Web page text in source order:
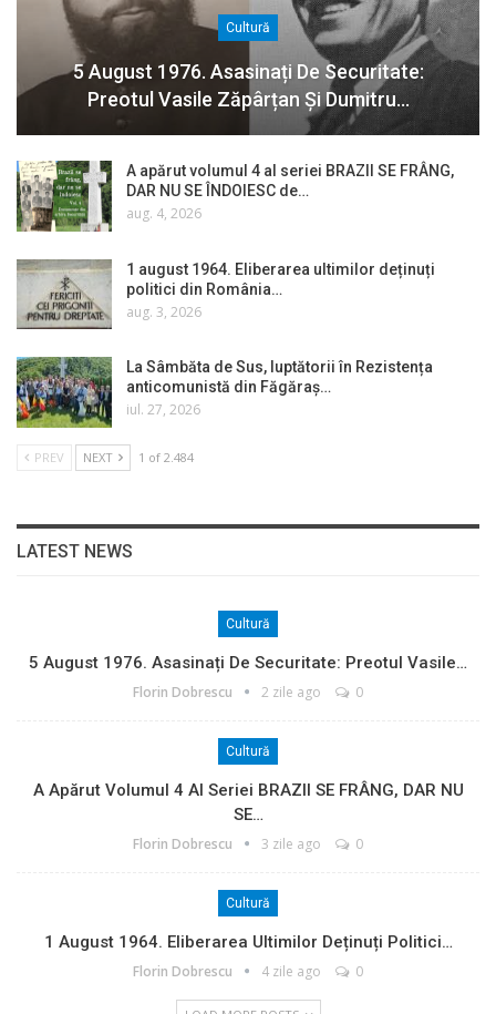
Cultură
5 August 1976. Asasinați De Securitate:
Preotul Vasile Zăpârțan Și Dumitru…
A apărut volumul 4 al seriei BRAZII SE FRÂNG,
DAR NU SE ÎNDOIESC de…
aug. 4, 2026
1 august 1964. Eliberarea ultimilor deținuți
politici din România…
aug. 3, 2026
La Sâmbăta de Sus, luptătorii în Rezistența
anticomunistă din Făgăraș…
iul. 27, 2026
PREV NEXT 1 of 2.484
LATEST NEWS
Cultură
5 August 1976. Asasinați De Securitate: Preotul Vasile…
Florin Dobrescu 2 zile ago 0
Cultură
A Apărut Volumul 4 Al Seriei BRAZII SE FRÂNG, DAR NU
SE…
Florin Dobrescu 3 zile ago 0
Cultură
1 August 1964. Eliberarea Ultimilor Deținuți Politici…
Florin Dobrescu 4 zile ago 0